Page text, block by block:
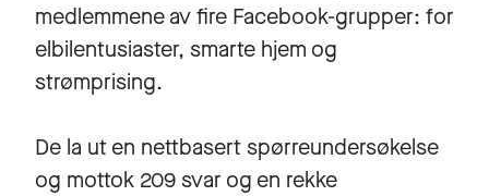
medlemmene av fire Facebook-grupper: for
elbilentusiaster, smarte hjem og
strømprising.
De la ut en nettbasert spørreundersøkelse
og mottok 209 svar og en rekke